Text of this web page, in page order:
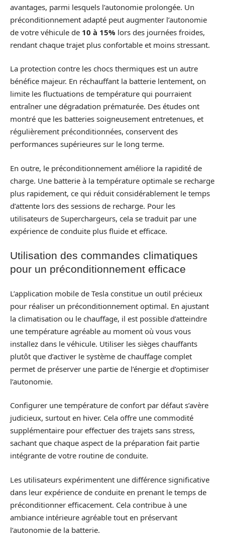
avantages, parmi lesquels l’autonomie prolongée. Un
préconditionnement adapté peut augmenter l’autonomie
de votre véhicule de 10 à 15% lors des journées froides,
rendant chaque trajet plus confortable et moins stressant.
La protection contre les chocs thermiques est un autre
bénéfice majeur. En réchauffant la batterie lentement, on
limite les fluctuations de température qui pourraient
entraîner une dégradation prématurée. Des études ont
montré que les batteries soigneusement entretenues, et
régulièrement préconditionnées, conservent des
performances supérieures sur le long terme.
En outre, le préconditionnement améliore la rapidité de
charge. Une batterie à la température optimale se recharge
plus rapidement, ce qui réduit considérablement le temps
d’attente lors des sessions de recharge. Pour les
utilisateurs de Superchargeurs, cela se traduit par une
expérience de conduite plus fluide et efficace.
Utilisation des commandes climatiques
pour un préconditionnement efficace
L’application mobile de Tesla constitue un outil précieux
pour réaliser un préconditionnement optimal. En ajustant
la climatisation ou le chauffage, il est possible d’atteindre
une température agréable au moment où vous vous
installez dans le véhicule. Utiliser les sièges chauffants
plutôt que d’activer le système de chauffage complet
permet de préserver une partie de l’énergie et d’optimiser
l’autonomie.
Configurer une température de confort par défaut s’avère
judicieux, surtout en hiver. Cela offre une commodité
supplémentaire pour effectuer des trajets sans stress,
sachant que chaque aspect de la préparation fait partie
intégrante de votre routine de conduite.
Les utilisateurs expérimentent une différence significative
dans leur expérience de conduite en prenant le temps de
préconditionner efficacement. Cela contribue à une
ambiance intérieure agréable tout en préservant
l’autonomie de la batterie.